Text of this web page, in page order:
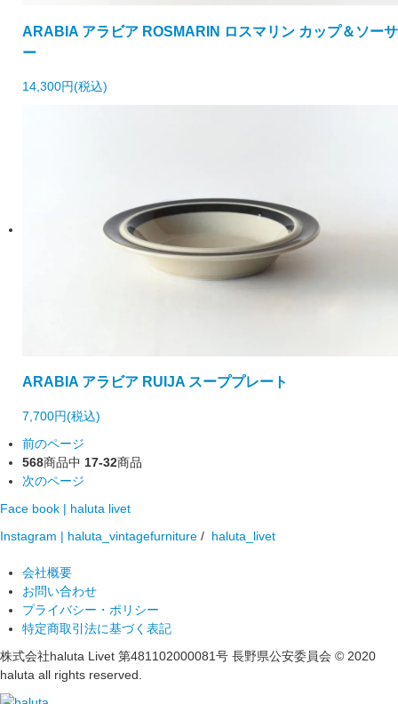
ARABIA アラビア ROSMARIN ロスマリン カップ＆ソーサ
ー
14,300円(税込)
ARABIA アラビア RUIJA スーププレート
7,700円(税込)
前のページ
568商品中 17-32商品
次のページ
Face book | haluta livet
Instagram | haluta_vintagefurniture / haluta_livet
会社概要
お問い合わせ
プライバシー・ポリシー
特定商取引法に基づく表記
株式会社haluta Livet 第481102000081号 長野県公安委員会 © 2020
haluta all rights reserved.